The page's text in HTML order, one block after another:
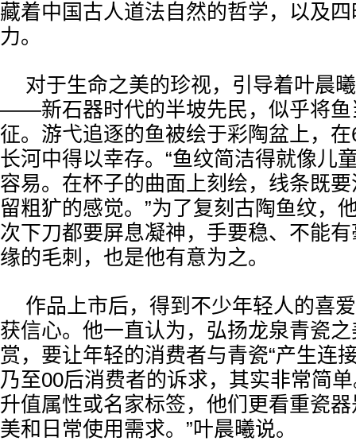
藏着中国古人道法自然的哲学，以及
力。
对于生命之美的珍视，引导着叶晨
——新石器时代的半坡先民，似乎将鱼
征。游弋追逐的鱼被绘于彩陶盆上，
长河中得以幸存。“鱼纹简洁得就像儿
容易。在杯子的曲面上刻绘，线条既
留粗犷的感觉。”为了复刻古陶鱼纹，
次下刀都要屏息凝神，手要稳、不能
缘的毛刺，也是他有意为之。
作品上市后，得到不少年轻人的喜
获信心。他一直认为，弘扬龙泉青瓷
赏，要让年轻的消费者与青瓷“产生连
乃至00后消费者的诉求，其实非常简
升值属性或名家标签，他们更看重瓷
美和日常使用需求。”叶晨曦说。